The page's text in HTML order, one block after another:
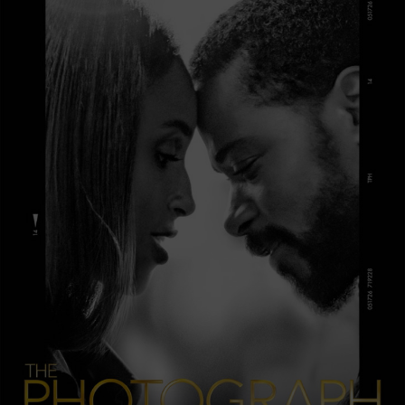
Krimi mit Kenneth Branagh, Gal Gadot, Armie Hammer
17.02.2022 Das Mädchen mit den goldenen Händen
Drama mit Corinna Harfouch, Birte Schnöink, Peter René
Lüdicke
Drama mit Julius Weckauf, Volker Bruch, Nonna
17.02.2022 Noch einmal, June
Komödie mit Noni Hazlehurst, Claudia Karvan, Stephen
17.02.2022 Uncharted
Abenteuer mit Tom Holland, Mark Wahlberg, Sophia Ali
24.02.2022 Belfast
Drama mit Caitriona Balfe, Judi Dench, Jamie Dornan